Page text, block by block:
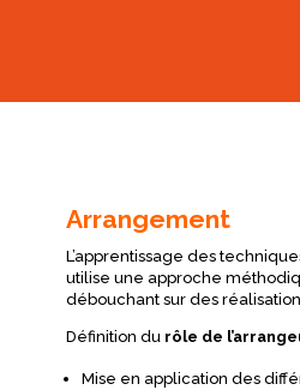
Arrangement
L’apprentissage des
utilise une approche
débouchant sur des
Définition du rôle de
Mise en application des